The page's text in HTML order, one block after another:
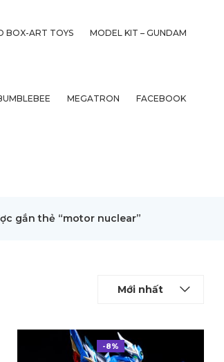
BOX-ART TOYS MODEL KIT – GUNDAM
MEGATRON FACEBOOK
gắn thẻ “motor nuclear”
Mới nhất
-8%